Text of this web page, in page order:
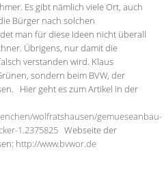
Es gibt nämlich viele Ort, auch
Bürger nach solchen
man für diese Ideen nicht überall
Übrigens, nur damit die
verstanden wird. Klaus
sondern beim BVW, der
Hier geht es zum Artikel in der
wolfratshausen/gemueseanbau-
1.2375825 Webseite der
http://www.bvwor.de